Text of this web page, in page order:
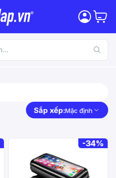
Sắp xếp:Mặc định
-34%